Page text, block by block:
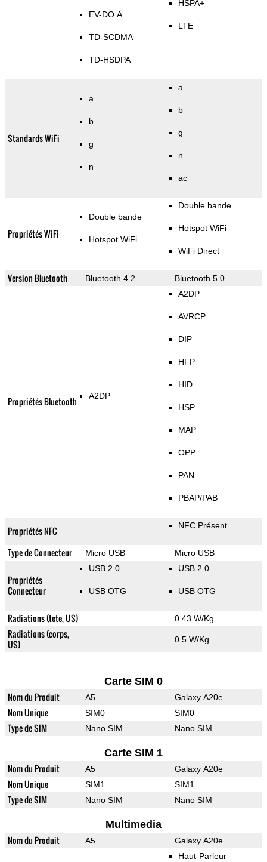
EV-DO A
TD-SCDMA
TD-HSDPA
HSPA+
LTE
Standards WiFi
a
b
g
n
a
b
g
n
ac
Propriétés WiFi
Double bande
Hotspot WiFi
Double bande
Hotspot WiFi
WiFi Direct
Version Bluetooth Bluetooth 4.2 Bluetooth 5.0
Propriétés Bluetooth A2DP
A2DP
AVRCP
DIP
HFP
HID
HSP
MAP
OPP
PAN
PBAP/PAB
Propriétés NFC NFC Présent
Type de Connecteur Micro USB Micro USB
Propriétés
Connecteur
USB 2.0
USB OTG
USB 2.0
USB OTG
Radiations (tete, US) 0.43 W/Kg
Radiations (corps,
US)
0.5 W/Kg
Carte SIM 0
Nom du Produit A5 Galaxy A20e
Nom Unique SIM0 SIM0
Type de SIM Nano SIM Nano SIM
Carte SIM 1
Nom du Produit A5 Galaxy A20e
Nom Unique SIM1 SIM1
Type de SIM Nano SIM Nano SIM
Multimedia
Nom du Produit A5 Galaxy A20e
Haut-Parleur